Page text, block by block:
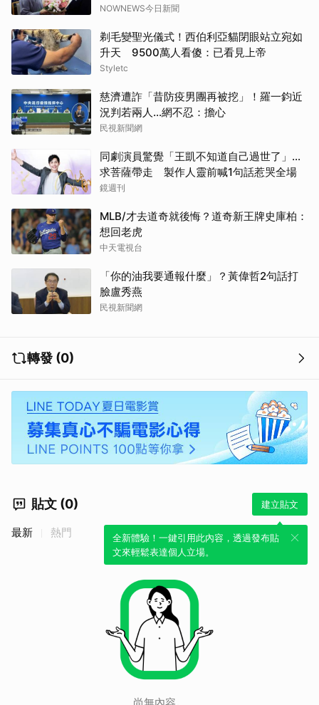
NOWNEWS今日新聞
剃毛變聖光儀式！西伯利亞貓閉眼站立宛如
升天 9500萬人看傻：已看見上帝
Styletc
慈濟遭詐「昔防疫男團再被挖」！羅一鈞近
況判若兩人…網不忍：擔心
民視新聞網
同劇演員驚覺「王凱不知道自己過世了」...
求菩薩帶走 製作人靈前喊1句話惹哭全場
鏡週刊
MLB/才去道奇就後悔？道奇新王牌史庫柏：
想回老虎
中天電視台
「你的油我要通報什麼」？黃偉哲2句話打
臉盧秀燕
民視新聞網
轉發 (0)
貼文 (0) 建立貼文
全新體驗！一鍵引用此內容，透過發布貼
文來輕鬆表達個人立場。
最新 熱門